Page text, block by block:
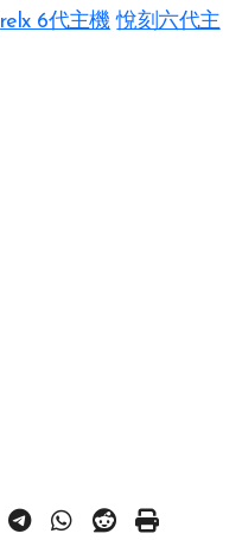
relx 6代主機 悅刻六代主